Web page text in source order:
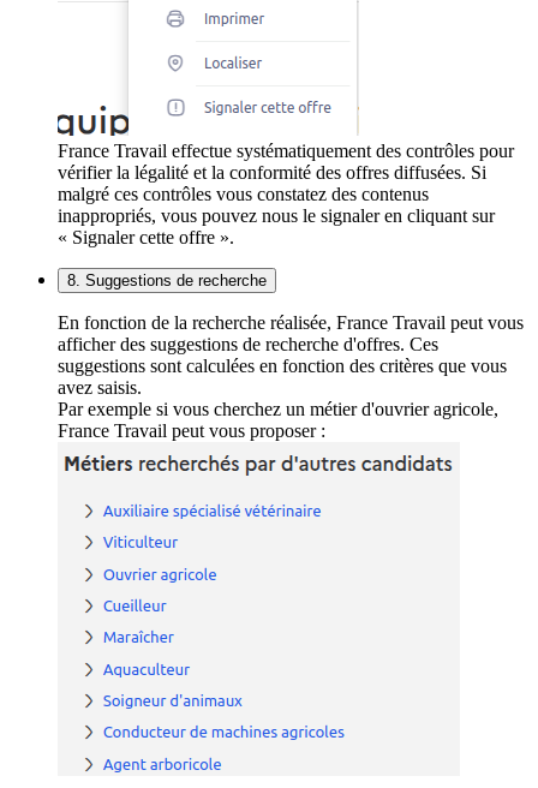
France Travail effectue systématiquement des contrôles pour
vérifier la légalité et la conformité des offres diffusées. Si
malgré ces contrôles vous constatez des contenus
inappropriés, vous pouvez nous le signaler en cliquant sur
« Signaler cette offre ».
8. Suggestions de recherche
En fonction de la recherche réalisée, France Travail peut vous
afficher des suggestions de recherche d'offres. Ces
suggestions sont calculées en fonction des critères que vous
avez saisis.
Par exemple si vous cherchez un métier d'ouvrier agricole,
France Travail peut vous proposer :